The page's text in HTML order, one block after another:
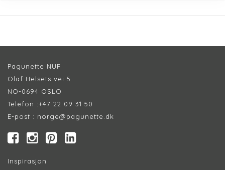
Pagunette NUF
Olaf Helsets vei 5
NO-0694 OSLO
Telefon :+47 22 09 31 50
E-post : norge@pagunette.dk
Inspirasjon